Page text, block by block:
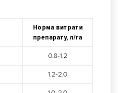
Норма витрати
препарату, л/га
0.8-1.2
1.2-2.0